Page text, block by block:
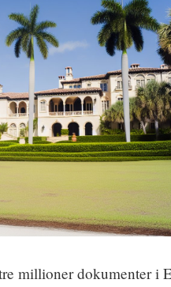
millioner dokumenter i